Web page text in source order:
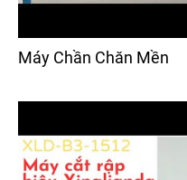
Máy Chần Chăn Mền